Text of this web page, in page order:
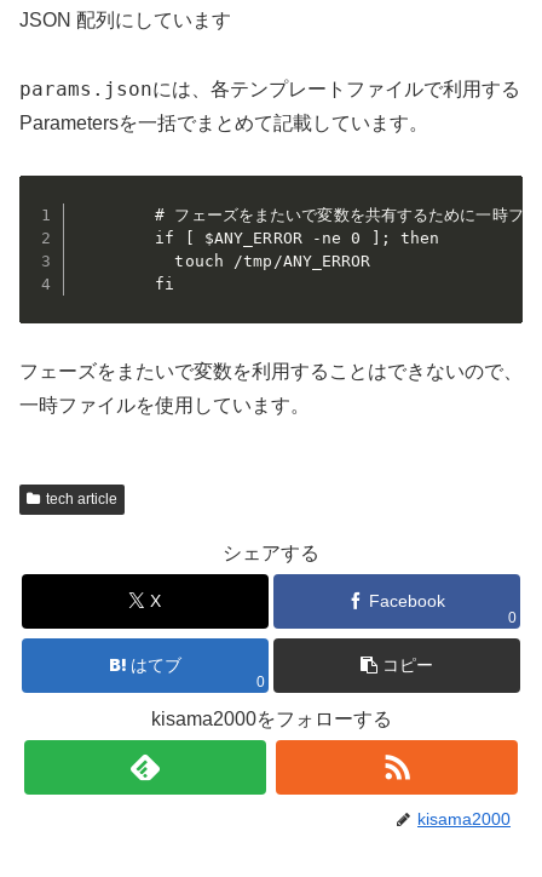
JSON 配列にしています
params.jsonには、各テンプレートファイルで利用する
Parametersを一括でまとめて記載しています。
# フェーズをまたいで変数を共有するために一時ファ
        if [ $ANY_ERROR -ne 0 ]; then
          touch /tmp/ANY_ERROR
        fi
フェーズをまたいで変数を利用することはできないので、
一時ファイルを使用しています。
tech article
シェアする
X Facebook
0
はてブ
0
コピー
kisama2000をフォローする
kisama2000